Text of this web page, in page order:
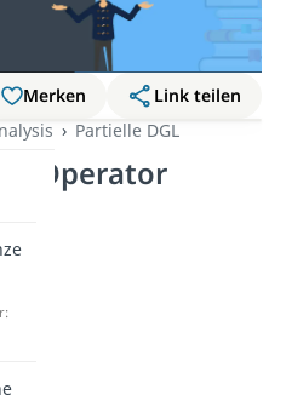
Merken
Link teilen
Partielle DGL
Operator